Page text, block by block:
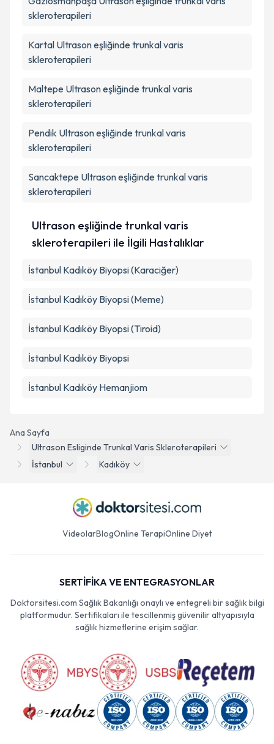
Ana Sayfa
Ultrason Esliginde Trunkal Varis Skleroterapileri
İstanbul
Kadıköy
skleroterapileri
Kartal Ultrason eşliğinde trunkal varis
skleroterapileri
Maltepe Ultrason eşliğinde trunkal varis
skleroterapileri
Pendik Ultrason eşliğinde trunkal varis
skleroterapileri
Sancaktepe Ultrason eşliğinde trunkal varis
skleroterapileri
Ultrason eşliğinde trunkal varis
skleroterapileri ile İlgili Hastalıklar
İstanbul Kadıköy Biyopsi (Karaciğer)
İstanbul Kadıköy Biyopsi (Meme)
İstanbul Kadıköy Biyopsi (Tiroid)
İstanbul Kadıköy Biyopsi
İstanbul Kadıköy Hemanjiom
VideolarBlogOnline TerapiOnline Diyet
SERTİFİKA VE ENTEGRASYONLAR
Doktorsitesi.com Sağlık Bakanlığı onaylı ve entegreli bir sağlık bilgi
platformudur. Sertifikaları ile tescillenmiş güvenilir altyapısıyla
sağlık hizmetlerine erişim sağlar.